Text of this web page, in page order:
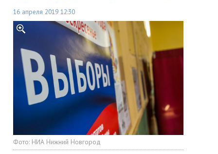
16 апреля 2019 12:30
Фото: НИА Нижний Новгород